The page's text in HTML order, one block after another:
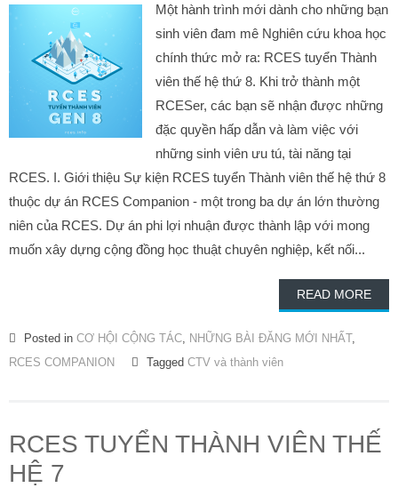
Một hành trình mới dành cho những bạn
sinh viên đam mê Nghiên cứu khoa học
chính thức mở ra: RCES tuyển Thành
viên thế hệ thứ 8. Khi trở thành một
RCESer, các bạn sẽ nhận được những
đặc quyền hấp dẫn và làm việc với
những sinh viên ưu tú, tài năng tại
RCES. I. Giới thiệu Sự kiện RCES tuyển Thành viên thế hệ thứ 8
thuộc dự án RCES Companion - một trong ba dự án lớn thường
niên của RCES. Dự án phi lợi nhuận được thành lập với mong
muốn xây dựng cộng đồng học thuật chuyên nghiệp, kết nối...
READ MORE
Posted in CƠ HỘI CỘNG TÁC NHỮNG BÀI ĐĂNG MỚI NHẤT,
RCES COMPANION
Tagged CTV và thành viên
RCES TUYỂN THÀNH VIÊN THẾ
HỆ 7